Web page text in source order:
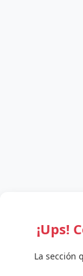
¡Ups!
La sección